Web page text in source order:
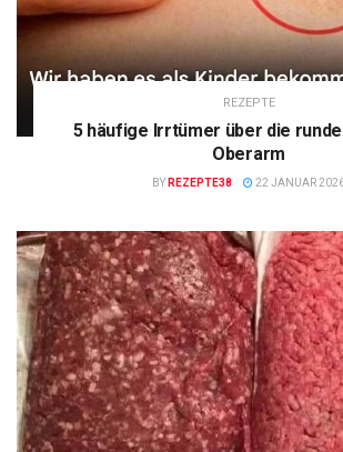
REZEPTE
5 häufige Irrtümer über die
Oberarm
BY REZEPTE38 22 JANUAR